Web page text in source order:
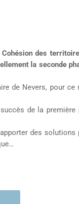
des
la seconde
de Nevers, pour
de la
des solutions